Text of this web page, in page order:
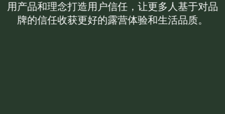
用产品和理念打造用户信任，让更多人基于对品
牌的信任收获更好的露营体验和生活品质。